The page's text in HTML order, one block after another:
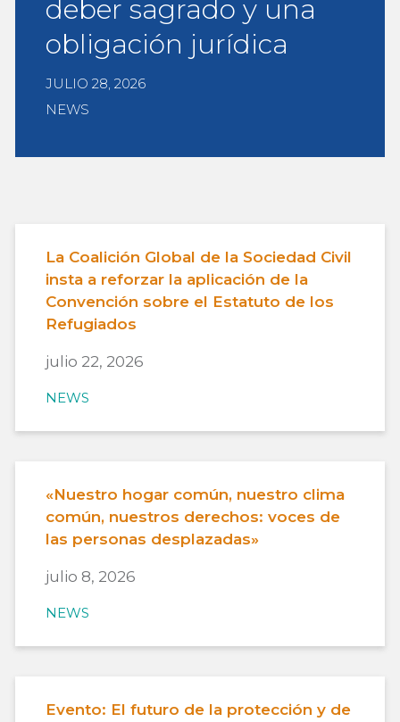
deber sagrado y una
obligación jurídica
JULIO 28, 2026
NEWS
La Coalición Global de la Sociedad Civil
insta a reforzar la aplicación de la
Convención sobre el Estatuto de los
Refugiados
julio 22, 2026
NEWS
«Nuestro hogar común, nuestro clima
común, nuestros derechos: voces de
las personas desplazadas»
julio 8, 2026
NEWS
Evento: El futuro de la protección y de